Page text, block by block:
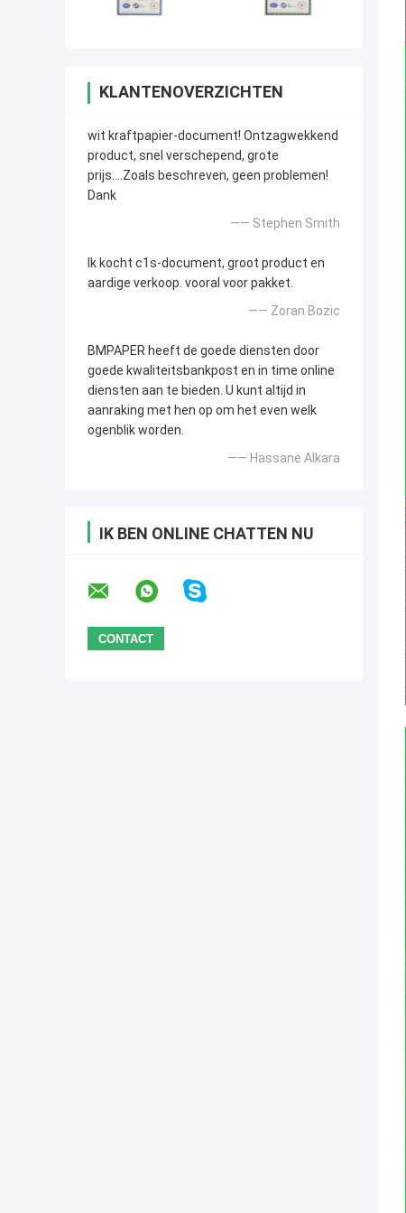
KLANTENOVERZICHTEN
wit kraftpapier-document! Ontzagwekkend
product, snel verschepend, grote
prijs….Zoals beschreven, geen problemen!
Dank
—— Stephen Smith
Ik kocht c1s-document, groot product en
aardige verkoop. vooral voor pakket.
—— Zoran Bozic
BMPAPER heeft de goede diensten door
goede kwaliteitsbankpost en in time online
diensten aan te bieden. U kunt altijd in
aanraking met hen op om het even welk
ogenblik worden.
—— Hassane Alkara
IK BEN ONLINE CHATTEN NU